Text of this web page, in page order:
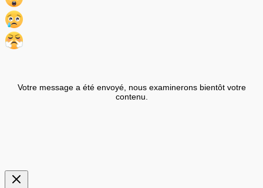
Votre message a été envoyé, nous examinerons bientôt votre
contenu.